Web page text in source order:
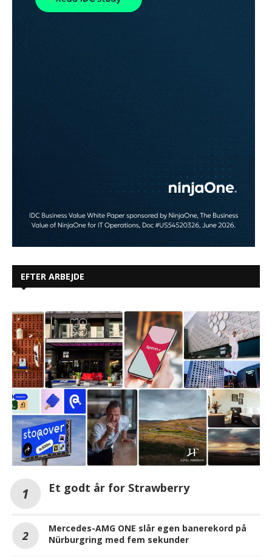
EFTER ARBEJDE
Et godt år for Strawberry
Mercedes-AMG ONE slår egen banerekord på
Nürburgring med fem sekunder